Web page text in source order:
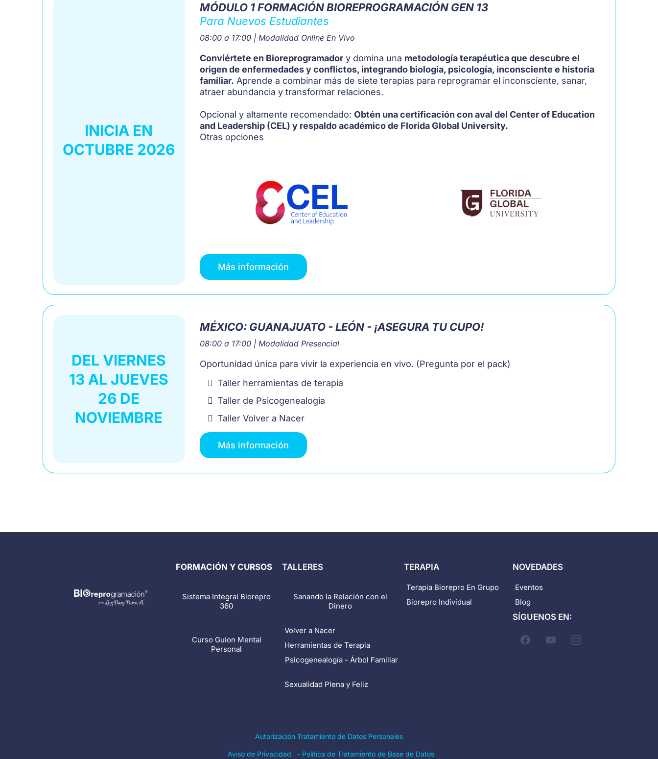
INICIA EN
OCTUBRE 2026
MÓDULO 1 FORMACIÓN BIOREPROGRAMACIÓN GEN 13
Para Nuevos Estudiantes
08:00 a 17:00 | Modalidad Online En Vivo
Conviértete en Bioreprogramadory domina una metodología terapéutica que descubre el
origen de enfermedades y conflictos, integrando biología, psicología, inconsciente e historia
familiar. Aprende a combinar más de siete terapias para reprogramar el inconsciente, sanar,
atraer abundancia y transformar relaciones.
Opcional y altamente recomendado: Obtén una certificación con aval del Center of Education
and Leadership (CEL) y respaldo académico de Florida Global University.
Otras opciones
Más información
DEL VIERNES
13 AL JUEVES
26 DE
NOVIEMBRE
MÉXICO: GUANAJUATO - LEÓN - ¡ASEGURA TU CUPO!
08:00 a 17:00 | Modalidad Presencial
Oportunidad única para vivir la experiencia en vivo. (Pregunta por el pack)
Taller herramientas de terapia
Taller de Psicogenealogia
Taller Volver a Nacer
Más información
FORMACIÓN Y CURSOS
Sistema Integral Biorepro
360
Curso Guion Mental
Personal
TALLERES
Sanando la Relación con el
Dinero
Volver a Nacer
Herramientas de Terapia
Psicogenealogía - Árbol Familiar
Sexualidad Plena y Feliz
TERAPIA
Terapia Biorepro En Grupo
Biorepro Individual
NOVEDADES
Eventos
Blog
SÍGUENOS EN:
Autorización Tratamiento de Datos Personales
Aviso de Privacidad - Política de Tratamiento de Base de Datos